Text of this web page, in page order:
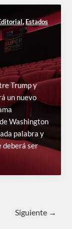
,Estados
Trump y
un nuevo
Washington
palabra y
deberá ser
Siguiente →